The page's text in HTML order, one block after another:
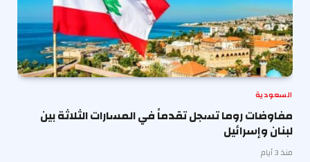
السعودية
مفاوضات روما تسجل تقدماً في المسارات الثلاثة بين
لبنان وإسرائيل
منذ 3 أيام